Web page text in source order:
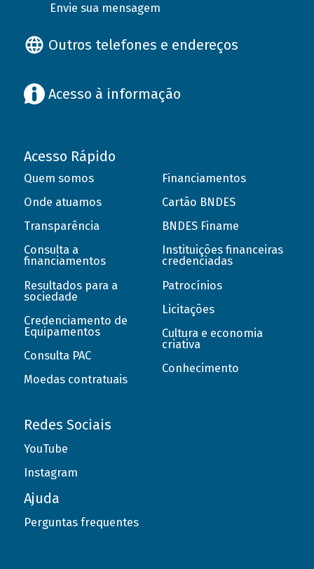
Envie sua mensagem
Outros telefones e endereços
Acesso à informação
Acesso Rápido
Quem somos
Onde atuamos
Transparência
Consulta a
financiamentos
Resultados para a
sociedade
Credenciamento de
Equipamentos
Consulta PAC
Moedas contratuais
Financiamentos
Cartão BNDES
BNDES Finame
Instituições financeiras
credenciadas
Patrocínios
Licitações
Cultura e economia
criativa
Conhecimento
Redes Sociais
YouTube
Instagram
Ajuda
Perguntas frequentes